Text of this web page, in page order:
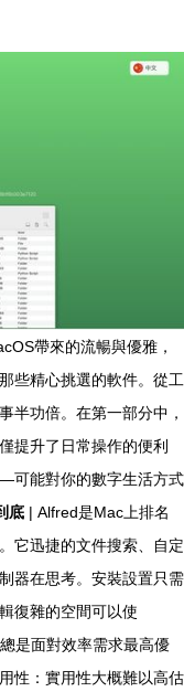
帶來的流暢與優雅，
些精心挑選的軟件。從工
半功倍。在第一部分中，
提升了日常操作的便利
可能對你的數字生活方式
底 | Alfred是Mac上排名
它迅捷的文件搜索、自定
器在思考。安裝設置只需
復雜的空間可以使
是面對效率需求最高優
性：實用性大概難以高估